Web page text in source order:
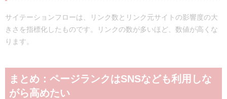
サイテーションフローは、リンク数とリンク元サイトの影響度の大
きさを指標化したものです。リンクの数が多いほど、数値が高くな
ります。
まとめ：ページランクはSNSなども利用しな
がら高めたい